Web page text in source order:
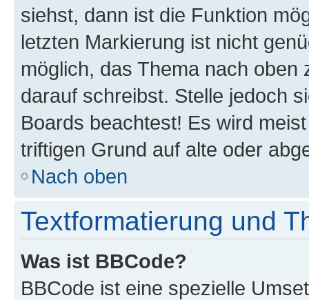
siehst, dann ist die Funktion
letzten Markierung ist nicht
möglich, das Thema nach oben
darauf schreibst. Stelle jedoch
Boards beachtest! Es wird
triftigen Grund auf alte oder
Nach oben
Textformatierung und
Was ist BBCode?
BBCode ist eine spezielle